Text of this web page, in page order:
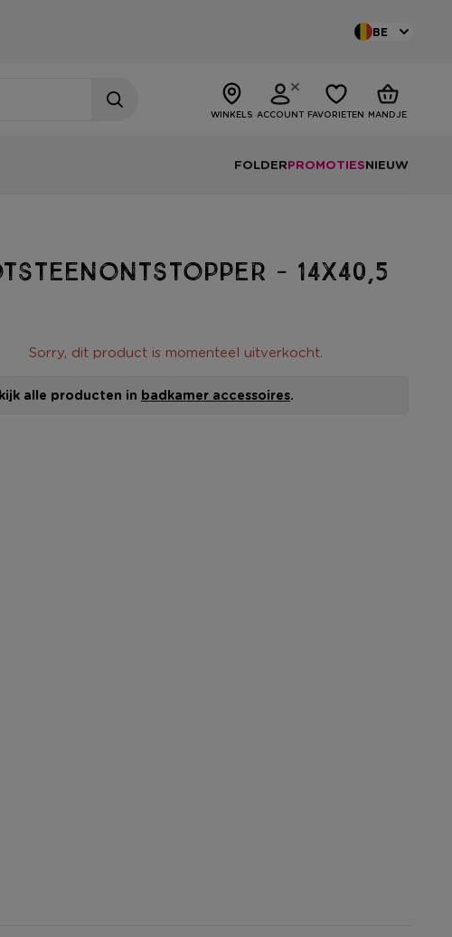
BE
WINKELS ACCOUNT FAVORIETEN MANDJE
FOLDERPROMOTIESNIEUW
- 14x40,5
Sorry, dit product is momenteel uitverkocht.
alle producten in badkamer accessoires.